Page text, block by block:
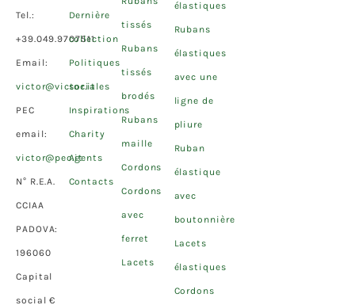
Tel.:
+39.049.9707511
Email:
victor@victor.it
PEC
email:
victor@pec.it
N° R.E.A.
CCIAA
PADOVA:
196060
Capital
social €
Dernière
collection
Politiques
sociales
Inspirations
Charity
Agents
Contacts
tissés
Rubans
tissés
brodés
Rubans
maille
Cordons
Cordons
avec
ferret
Lacets
élastiques
Rubans
élastiques
avec une
ligne de
pliure
Ruban
élastique
avec
boutonnière
Lacets
élastiques
Cordons